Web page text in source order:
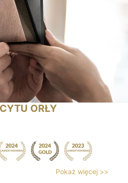
ORŁY
Pokaż więcej >>